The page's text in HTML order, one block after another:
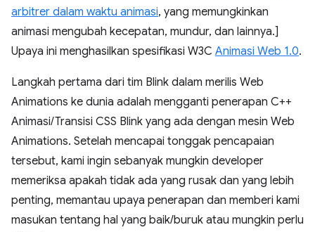
arbitrer dalam waktu animasi, yang memungkinkan
animasi mengubah kecepatan, mundur, dan lainnya.]
Upaya ini menghasilkan spesifikasi W3C Animasi Web 1.0.
Langkah pertama dari tim Blink dalam merilis Web
Animations ke dunia adalah mengganti penerapan C++
Animasi/Transisi CSS Blink yang ada dengan mesin Web
Animations. Setelah mencapai tonggak pencapaian
tersebut, kami ingin sebanyak mungkin developer
memeriksa apakah tidak ada yang rusak dan yang lebih
penting, memantau upaya penerapan dan memberi kami
masukan tentang hal yang baik/buruk atau mungkin perlu